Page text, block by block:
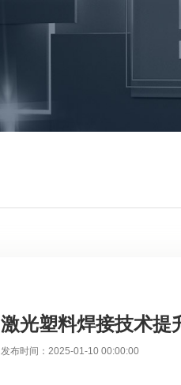
激光塑料焊接技术提
发布时间：2025-01-10 00:00:00